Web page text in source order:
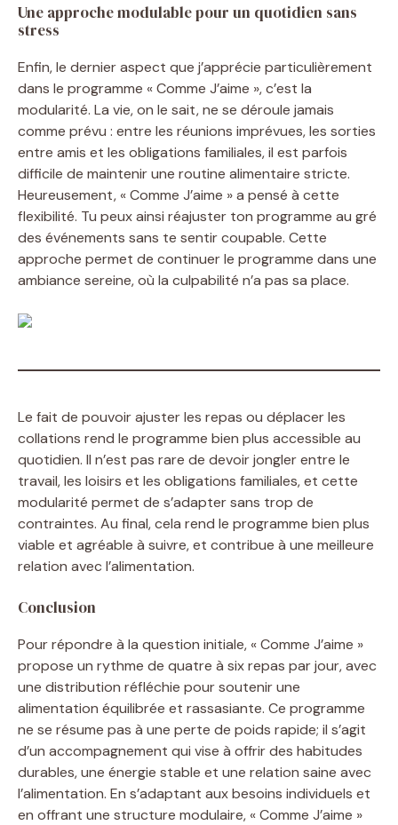
Une approche modulable pour un quotidien sans
stress
Enfin, le dernier aspect que j’apprécie particulièrement
dans le programme « Comme J’aime », c’est la
modularité. La vie, on le sait, ne se déroule jamais
comme prévu : entre les réunions imprévues, les sorties
entre amis et les obligations familiales, il est parfois
difficile de maintenir une routine alimentaire stricte.
Heureusement, « Comme J’aime » a pensé à cette
flexibilité. Tu peux ainsi réajuster ton programme au gré
des événements sans te sentir coupable. Cette
approche permet de continuer le programme dans une
ambiance sereine, où la culpabilité n’a pas sa place.
Le fait de pouvoir ajuster les repas ou déplacer les
collations rend le programme bien plus accessible au
quotidien. Il n’est pas rare de devoir jongler entre le
travail, les loisirs et les obligations familiales, et cette
modularité permet de s’adapter sans trop de
contraintes. Au final, cela rend le programme bien plus
viable et agréable à suivre, et contribue à une meilleure
relation avec l’alimentation.
Conclusion
Pour répondre à la question initiale, « Comme J’aime »
propose un rythme de quatre à six repas par jour, avec
une distribution réfléchie pour soutenir une
alimentation équilibrée et rassasiante. Ce programme
ne se résume pas à une perte de poids rapide; il s’agit
d’un accompagnement qui vise à offrir des habitudes
durables, une énergie stable et une relation saine avec
l’alimentation. En s’adaptant aux besoins individuels et
en offrant une structure modulaire, « Comme J’aime »